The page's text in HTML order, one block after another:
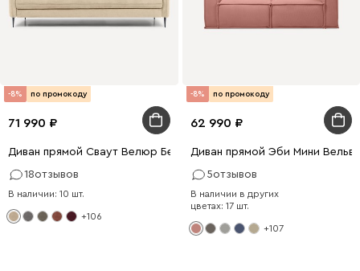
-8% по промокоду
71 990
Диван прямой Сваут Велюр Бежевый
18отзывов
В наличии: 10 шт.
+106
-8% по промокоду
62 990
Диван прямой Эби Мини
5отзывов
В наличии в других
цветах: 17 шт.
+107